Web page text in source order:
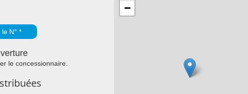
N° *
le concessionnaire.
−